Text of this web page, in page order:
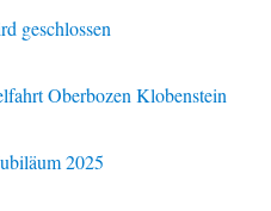
geschlossen
Oberbozen Klobenstein
2025